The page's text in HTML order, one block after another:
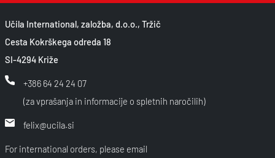
Učila International, založba, d.o.o., Tržič
Cesta Kokrškega odreda 18
SI-4294 Križe
+386 64 24 24 07
(za vprašanja in informacije o spletnih naročilih)
felix@ucila.si
For international orders, please email